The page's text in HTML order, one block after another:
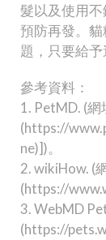
髮以及使用
預防再發。
題，只要給予
參考資料：
1. PetMD. (網
(https://
ne)])。
2. wikiHow. (
(https://
3. WebMD
(https://